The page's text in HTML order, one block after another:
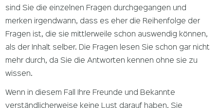
sind Sie die einzelnen Fragen durchgegangen und
merken irgendwann, dass es eher die Reihenfolge der
Fragen ist, die sie mittlerweile schon auswendig können,
als der Inhalt selber. Die Fragen lesen Sie schon gar nicht
mehr durch, da Sie die Antworten kennen ohne sie zu
wissen.
Wenn in diesem Fall Ihre Freunde und Bekannte
verständlicherweise keine Lust darauf haben, Sie